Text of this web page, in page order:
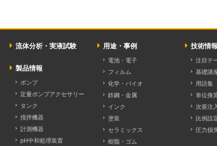
流体分析・実液試験
製品情報
ポンプ
定量ポンプアクセサリー
タンク
撹拌機器
計測機器
pH中和処理装置
用途・事例
電池・電子
フィルム
化学・バイオ
鉄鋼・金属
インク
塗装
セラミックス
樹脂・ゴム
技術情
注目テ
基礎講
用語集
単位換
次亜注
比例設
圧力損